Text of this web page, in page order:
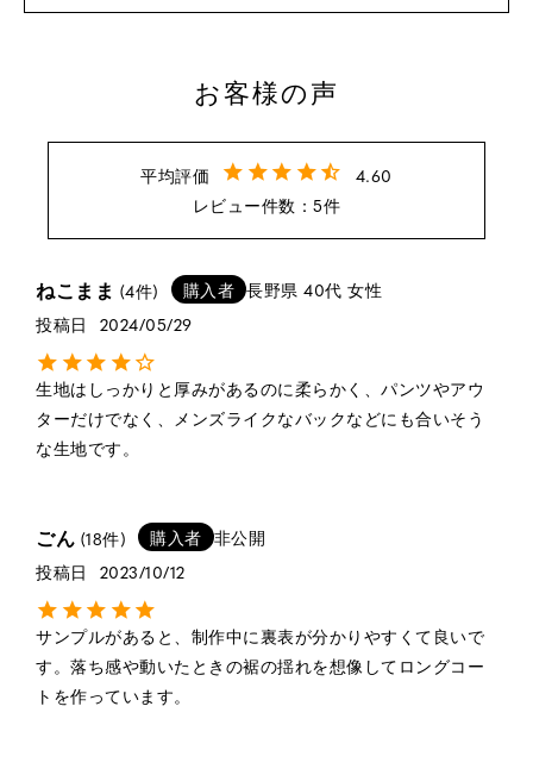
お客様の声
4.60
5
ねこまま 4 購入者 長野県 40代 女性
投稿日
2024/05/29
生地はしっかりと厚みがあるのに柔らかく、パンツやアウ
ターだけでなく、メンズライクなバックなどにも合いそう
な生地です。
ごん 18 購入者 非公開
投稿日
2023/10/12
サンプルがあると、制作中に裏表が分かりやすくて良いで
す。落ち感や動いたときの裾の揺れを想像してロングコー
トを作っています。